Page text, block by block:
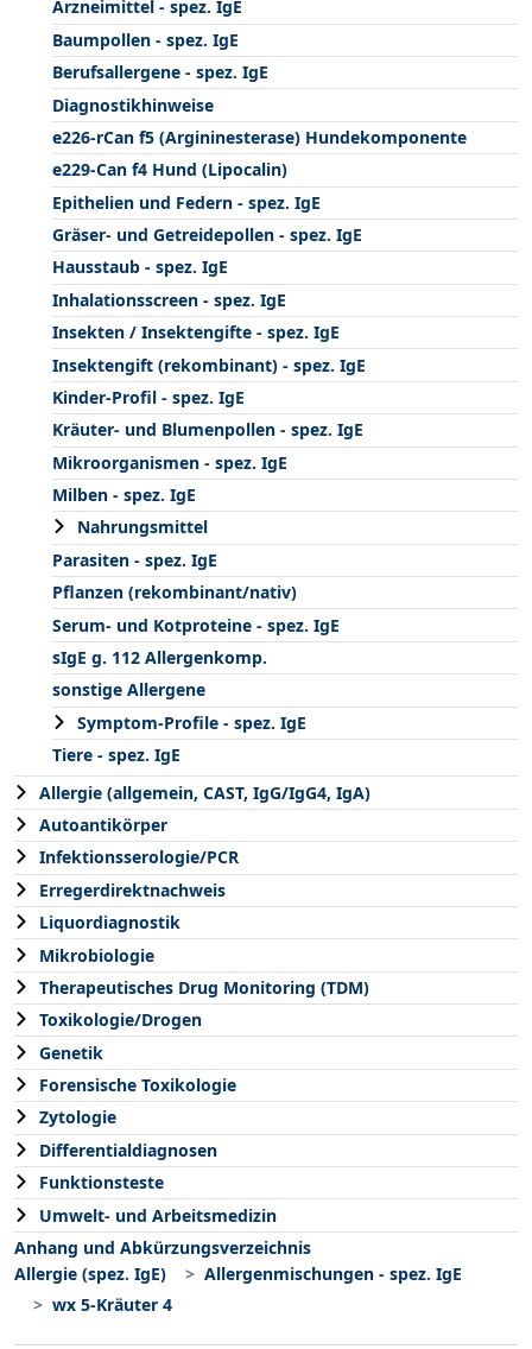
Arzneimittel - spez. IgE
Baumpollen - spez. IgE
Berufsallergene - spez. IgE
Diagnostikhinweise
e226-rCan f5 (Argininesterase) Hundekomponente
e229-Can f4 Hund (Lipocalin)
Epithelien und Federn - spez. IgE
Gräser- und Getreidepollen - spez. IgE
Hausstaub - spez. IgE
Inhalationsscreen - spez. IgE
Insekten / Insektengifte - spez. IgE
Insektengift (rekombinant) - spez. IgE
Kinder-Profil - spez. IgE
Kräuter- und Blumenpollen - spez. IgE
Mikroorganismen - spez. IgE
Milben - spez. IgE
Nahrungsmittel
Parasiten - spez. IgE
Pflanzen (rekombinant/nativ)
Serum- und Kotproteine - spez. IgE
sIgE g. 112 Allergenkomp.
sonstige Allergene
Symptom-Profile - spez. IgE
Tiere - spez. IgE
Allergie (allgemein, CAST, IgG/IgG4, IgA)
Autoantikörper
Infektionsserologie/PCR
Erregerdirektnachweis
Liquordiagnostik
Mikrobiologie
Therapeutisches Drug Monitoring (TDM)
Toxikologie/Drogen
Genetik
Forensische Toxikologie
Zytologie
Differentialdiagnosen
Funktionsteste
Umwelt- und Arbeitsmedizin
Anhang und Abkürzungsverzeichnis
Allergie (spez. IgE)
Allergenmischungen - spez. IgE
wx 5-Kräuter 4